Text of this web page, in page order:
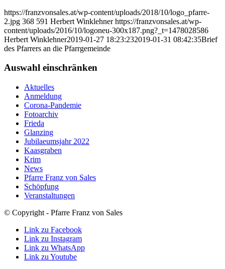
https://franzvonsales.at/wp-content/uploads/2018/10/logo_pfarre-
2.jpg 368 591 Herbert Winklehner https://franzvonsales.at/wp-
content/uploads/2016/10/logoneu-300x187.png?_t=1478028586
Herbert Winklehner2019-01-27 18:23:232019-01-31 08:42:35Brief
des Pfarrers an die Pfarrgemeinde
Auswahl einschränken
Aktuelles
Anmeldung
Corona-Pandemie
Fotoarchiv
Frieda
Glanzing
Jubilaeumsjahr 2022
Kaasgraben
Krim
News
Pfarre Franz von Sales
Schöpfung
Veranstaltungen
© Copyright - Pfarre Franz von Sales
Link zu Facebook
Link zu Instagram
Link zu WhatsApp
Link zu Youtube